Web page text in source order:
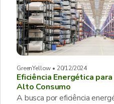
GreenYellow • 20/12/2024
Eficiência Energética
Alto Consumo
A busca por eficiência